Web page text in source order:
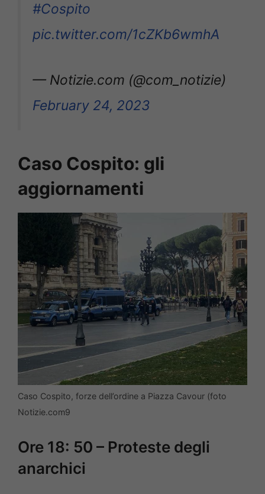
#Cospito
pic.twitter.com/1cZKb6wmhA
— Notizie.com (@com_notizie)
February 24, 2023
Caso Cospito: gli
aggiornamenti
Caso Cospito, forze dell’ordine a Piazza Cavour (foto
Notizie.com9
Ore 18: 50 – Proteste degli
anarchici